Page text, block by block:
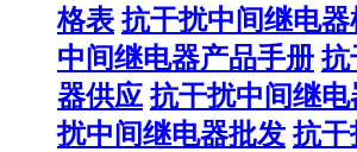
格表 抗干扰中间继电器
中间继电器产品手册 抗
器供应 抗干扰中间继电
扰中间继电器批发 抗干